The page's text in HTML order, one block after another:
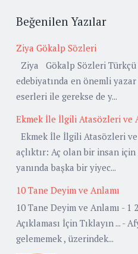
Beğenilen Yazılar
Ziya Gökalp Sözleri
Ziya Gökalp Sözleri
edebiyatında en önemli
eserleri ile gerekse de y...
Ekmek İle İlgili Atasözleri ve
Ekmek İle İlgili Atasözleri ve
açlıktır: Aç olan bir insan
yanında başka bir yiyec...
10 Tane Deyim ve Anlamı
10 Tane Deyim ve Anlamı - 1
Açıklaması İçin Tıklayın ... -
gelememek , üzerindek...